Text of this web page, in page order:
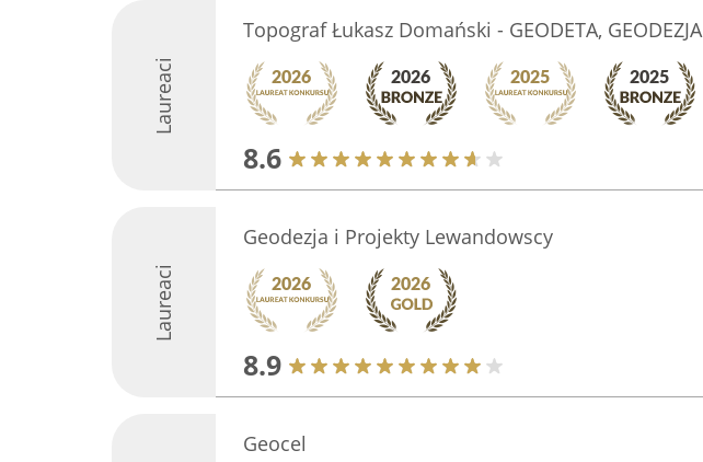
Laureaci
Topograf Łukasz Domański - GEODETA, GEODEZJA
8.6
Laureaci
Geodezja i Projekty Lewandowscy
8.9
Geocel